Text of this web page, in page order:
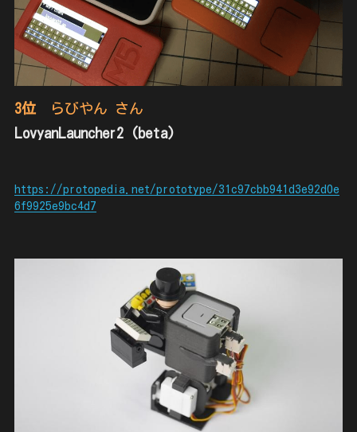
3位 らびやん さん
LovyanLauncher2 (beta)
https://protopedia.net/prototype/31c97cbb941d3e92d0e
6f9925e9bc4d7